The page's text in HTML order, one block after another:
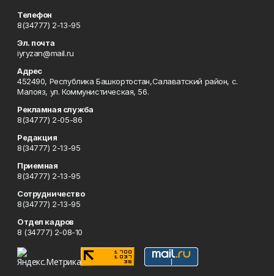
Телефон
8(34777) 2-13-95
Эл. почта
iyryzan@mail.ru
Адрес
452490, Республика Башкортостан,Салаватский район, с.
Малояз, ул. Коммунистическая, 56.
Рекламная служба
8(34777) 2-05-86
Редакция
8(34777) 2-13-95
Приемная
8(34777) 2-13-95
Сотрудничество
8(34777) 2-13-95
Отдел кадров
8 (34777) 2-08-10